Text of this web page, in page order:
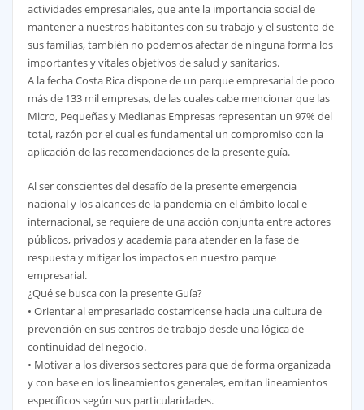
actividades empresariales, que ante la importancia social de
mantener a nuestros habitantes con su trabajo y el sustento de
sus familias, también no podemos afectar de ninguna forma los
importantes y vitales objetivos de salud y sanitarios.
A la fecha Costa Rica dispone de un parque empresarial de poco
más de 133 mil empresas, de las cuales cabe mencionar que las
Micro, Pequeñas y Medianas Empresas representan un 97% del
total, razón por el cual es fundamental un compromiso con la
aplicación de las recomendaciones de la presente guía.
Al ser conscientes del desafío de la presente emergencia
nacional y los alcances de la pandemia en el ámbito local e
internacional, se requiere de una acción conjunta entre actores
públicos, privados y academia para atender en la fase de
respuesta y mitigar los impactos en nuestro parque
empresarial.
¿Qué se busca con la presente Guía?
• Orientar al empresariado costarricense hacia una cultura de
prevención en sus centros de trabajo desde una lógica de
continuidad del negocio.
• Motivar a los diversos sectores para que de forma organizada
y con base en los lineamientos generales, emitan lineamientos
específicos según sus particularidades.